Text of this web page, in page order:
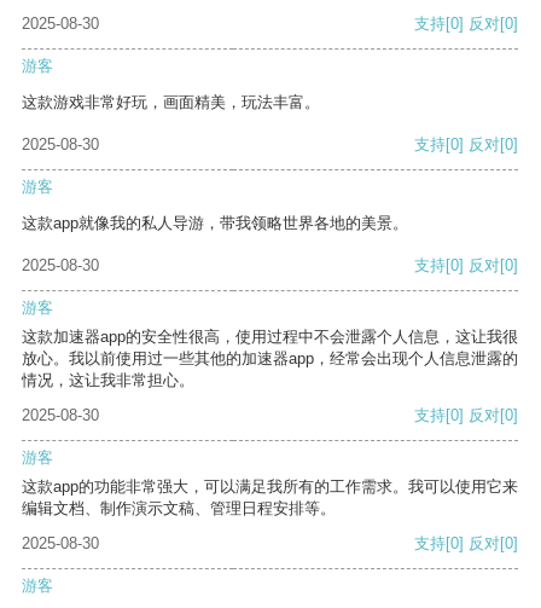
2025-08-30
支持[0] 反对[0]
游客
这款游戏非常好玩，画面精美，玩法丰富。
2025-08-30 支持[0] 反对[0]
游客
这款app就像我的私人导游，带我领略世界各地的美景。
2025-08-30 支持[0] 反对[0]
游客
这款加速器app的安全性很高，使用过程中不会泄露个人信息，这让我很
放心。我以前使用过一些其他的加速器app，经常会出现个人信息泄露的
情况，这让我非常担心。
2025-08-30
支持[0] 反对[0]
游客
这款app的功能非常强大，可以满足我所有的工作需求。我可以使用它来
编辑文档、制作演示文稿、管理日程安排等。
2025-08-30
支持[0] 反对[0]
游客